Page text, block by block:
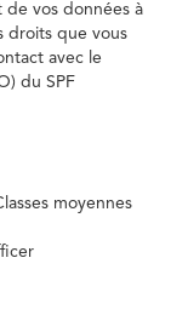
de vos données à
droits que vous
avec le
du SPF
moyennes